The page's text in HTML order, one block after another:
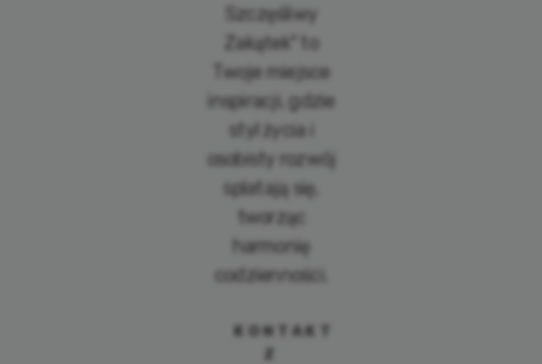
Szczęśliwy
Zakątek" to
Twoje miejsce
inspiracji, gdzie
styl życia i
osobisty rozwój
splatają się,
tworząc
harmonię
codzienności.
KONTAKT